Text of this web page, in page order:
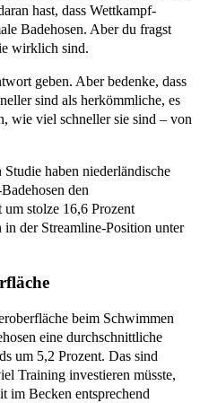
hast, dass Wettkampf-
Badehosen. Aber du fragst
wirklich sind.
geben. Aber bedenke, dass
sind als herkömmliche, es
wie viel schneller sie sind – von
haben niederländische
den
stolze 16,6 Prozent
in der Streamline-Position unter
beim Schwimmen
eine durchschnittliche
um 5,2 Prozent. Das sind
Training investieren müsste,
im Becken entsprechend